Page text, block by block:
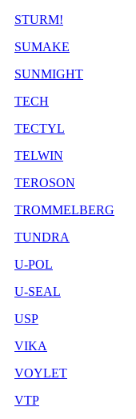
STURM!
SUMAKE
SUNMIGHT
TECH
TECTYL
TELWIN
TEROSON
TROMMELBERG
TUNDRA
U-POL
U-SEAL
USP
VIKA
VOYLET
VTP